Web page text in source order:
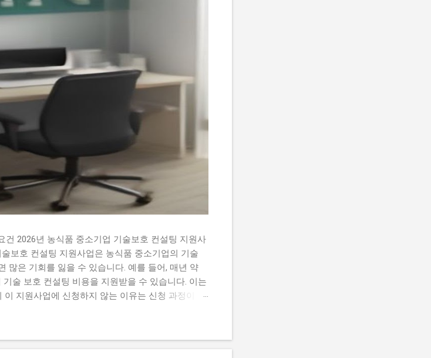
2026년 농식품 중소기업 기술보호 컨설팅 지원사
보호 컨설팅 지원사업은 농식품 중소기업의 기술
많은 기회를 잃을 수 있습니다. 예를 들어, 매년 약
술 보호 컨설팅 비용을 지원받을 수 있습니다. 이는
지원사업에 신청하지 않는 이유는 신청 과정이 복
설명합니다. 또한, 지원 내용과 혜택, 그리고 실제 지
에 대한 모든 정보를 얻을 수 있습니다. 📋 목차 이